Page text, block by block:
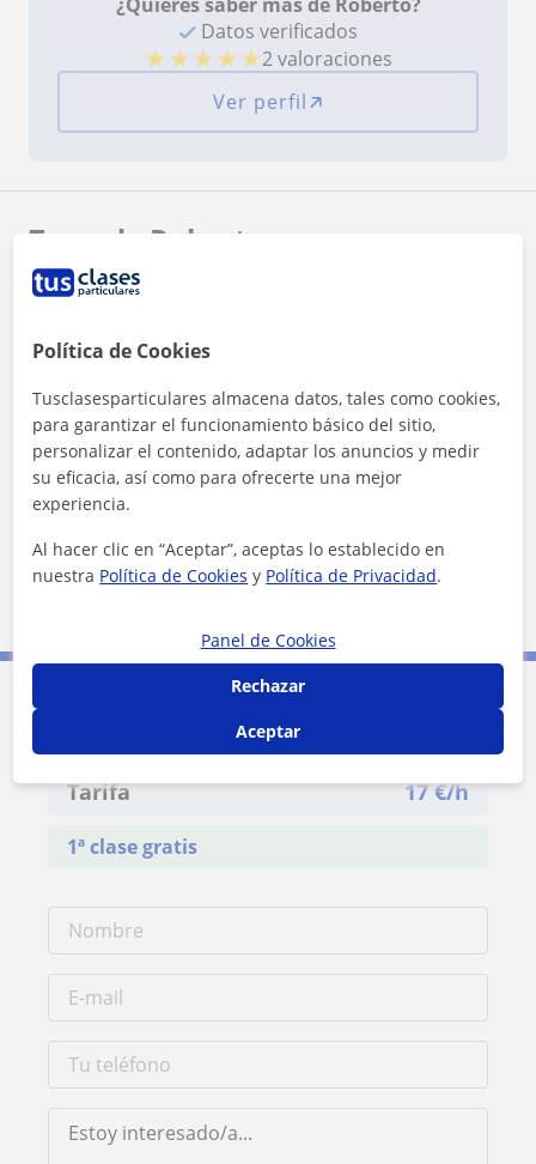
Datos verificados
★ ★ ★ ★ ★2 valoraciones
Ver perfil
Zona de Roberto
Localidades a las que se desplaza para dar clase
Vigo
+ −
Contacta con Roberto
Tarifa 17€/h
1ª clase gratis
Política de Cookies
Tusclasesparticulares almacena datos, tales como cookies,
para garantizar el funcionamiento básico del sitio,
personalizar el contenido, adaptar los anuncios y medir
su eficacia, así como para ofrecerte una mejor
experiencia.
Al hacer clic en “Aceptar”, aceptas lo establecido en
nuestra Política de Cookies y Política de Privacidad.
Panel de Cookies
Rechazar
Aceptar